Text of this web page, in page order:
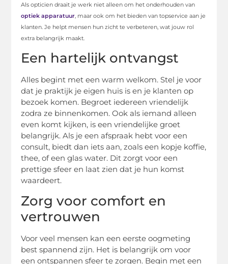
Als opticien draait je werk niet alleen om het onderhouden van
optiek apparatuur , maar ook om het bieden van topservice aan je
klanten. Je helpt mensen hun zicht te verbeteren, wat jouw rol
extra belangrijk maakt.
Een hartelijk ontvangst
Alles begint met een warm welkom. Stel je voor
dat je praktijk je eigen huis is en je klanten op
bezoek komen. Begroet iedereen vriendelijk
zodra ze binnenkomen. Ook als iemand alleen
even komt kijken, is een vriendelijke groet
belangrijk. Als je een afspraak hebt voor een
consult, biedt dan iets aan, zoals een kopje koffie,
thee, of een glas water. Dit zorgt voor een
prettige sfeer en laat zien dat je hun komst
waardeert.
Zorg voor comfort en
vertrouwen
Voor veel mensen kan een eerste oogmeting
best spannend zijn. Het is belangrijk om voor
een ontspannen sfeer te zorgen. Begin met een